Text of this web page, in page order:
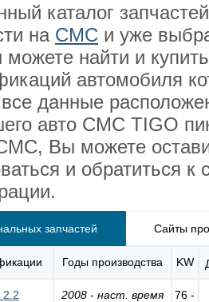
каталог
на CMC и уже
можете найти и
автомобиля
данные
авто CMC TIGO
Вы можете
и обратиться
запчастей Сайты
Годы производства KW
2.2 2008 - наст. время 76 -